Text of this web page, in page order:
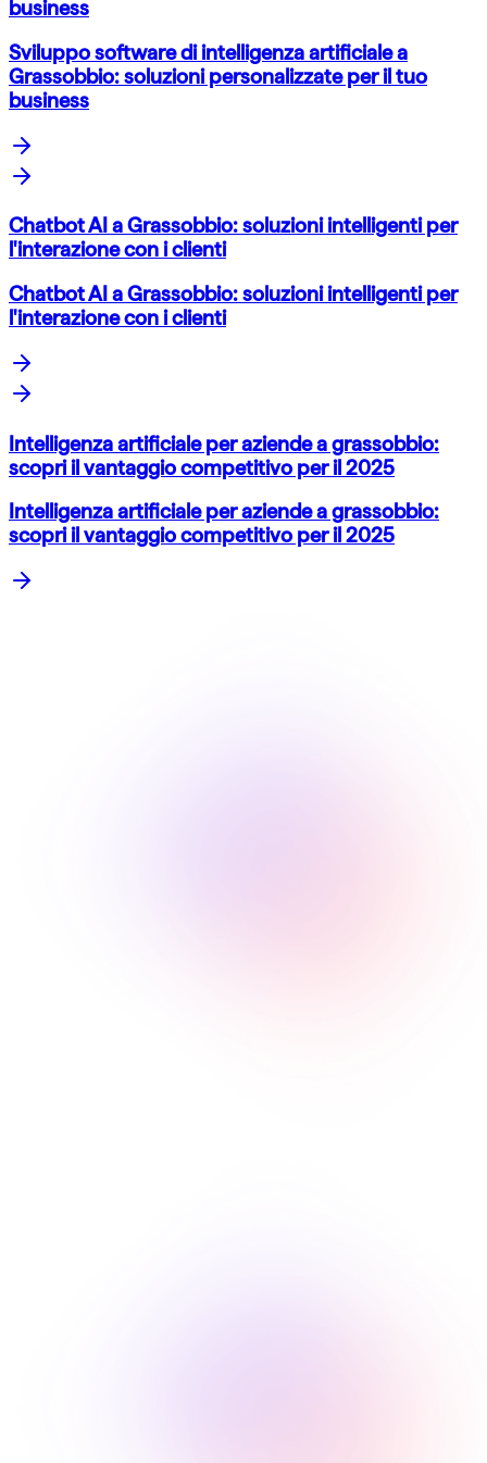
business
Sviluppo software di intelligenza artificiale a
Grassobbio: soluzioni personalizzate per il tuo
business
Chatbot AI a Grassobbio: soluzioni intelligenti per
l'interazione con i clienti
Chatbot AI a Grassobbio: soluzioni intelligenti per
l'interazione con i clienti
Intelligenza artificiale per aziende a grassobbio:
scopri il vantaggio competitivo per il 2025
Intelligenza artificiale per aziende a grassobbio:
scopri il vantaggio competitivo per il 2025